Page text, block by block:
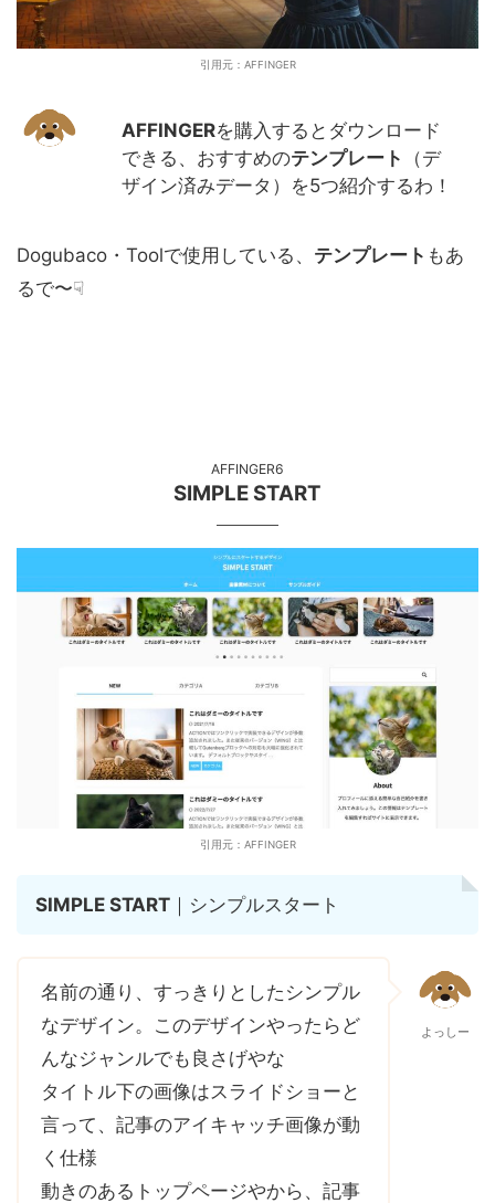
引用元：AFFINGER
AFFINGERを購入するとダウンロード
できる、おすすめのテンプレート
（デ
ザイン済みデータ）を5つ紹介するわ！
Dogubaco・Toolで使用している、 テンプレート もあ
るで〜☟
AFFINGER6
SIMPLE START
引用元：AFFINGER
SIMPLE START ｜シンプルスタート
名前の通り、すっきりとしたシンプル
なデザイン。このデザインやったらど
んなジャンルでも良さげやな
タイトル下の画像はスライドショーと
言って、記事のアイキャッチ画像が動
く仕様
動きのあるトップページやから、記事
よっしー